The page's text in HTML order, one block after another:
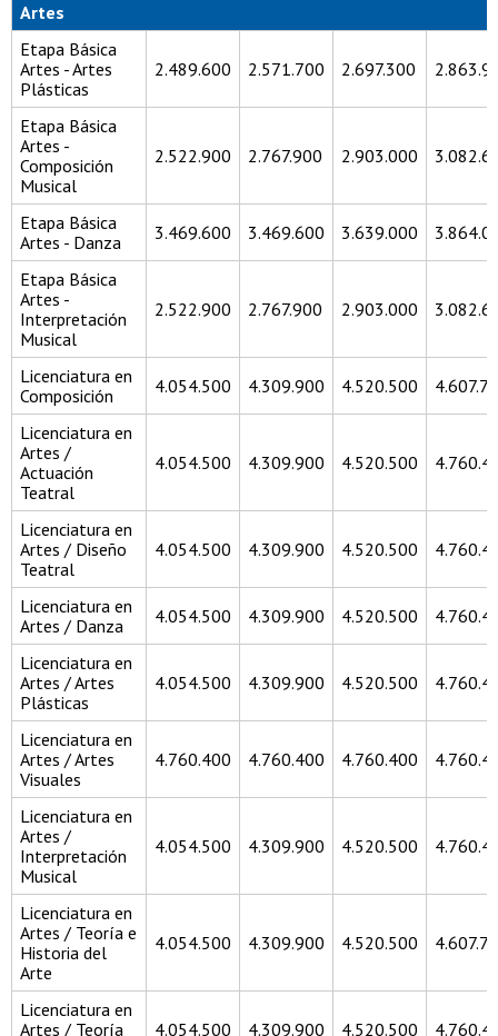
Artes
Etapa Básica
Artes - Artes
Plásticas
2.489.600 2.571.700 2.697.300
Etapa Básica
Artes -
Composición
Musical
2.522.900 2.767.900 2.903.000
Etapa Básica
Artes - Danza
3.469.600 3.469.600 3.639.000
Etapa Básica
Artes -
Interpretación
Musical
2.522.900 2.767.900 2.903.000
Licenciatura en
Composición
4.054.500 4.309.900 4.520.500
Licenciatura en
Artes /
Actuación
Teatral
4.054.500 4.309.900 4.520.500
Licenciatura en
Artes / Diseño
Teatral
4.054.500 4.309.900 4.520.500
Licenciatura en
Artes / Danza
4.054.500 4.309.900 4.520.500
Licenciatura en
Artes / Artes
Plásticas
4.054.500 4.309.900 4.520.500
Licenciatura en
Artes / Artes
Visuales
4.760.400 4.760.400 4.760.400
Licenciatura en
Artes /
Interpretación
Musical
4.054.500 4.309.900 4.520.500
Licenciatura en
Artes / Teoría e
Historia del
Arte
4.054.500 4.309.900 4.520.500
Licenciatura en
Artes / Teoría
4.054.500 4.309.900 4.520.500